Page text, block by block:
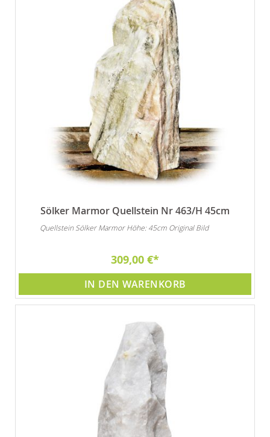
Sölker Marmor Quellstein Nr 463/H 45cm
Quellstein Sölker Marmor Höhe: 45cm Original Bild
309,00 €
IN DEN WARENKORB